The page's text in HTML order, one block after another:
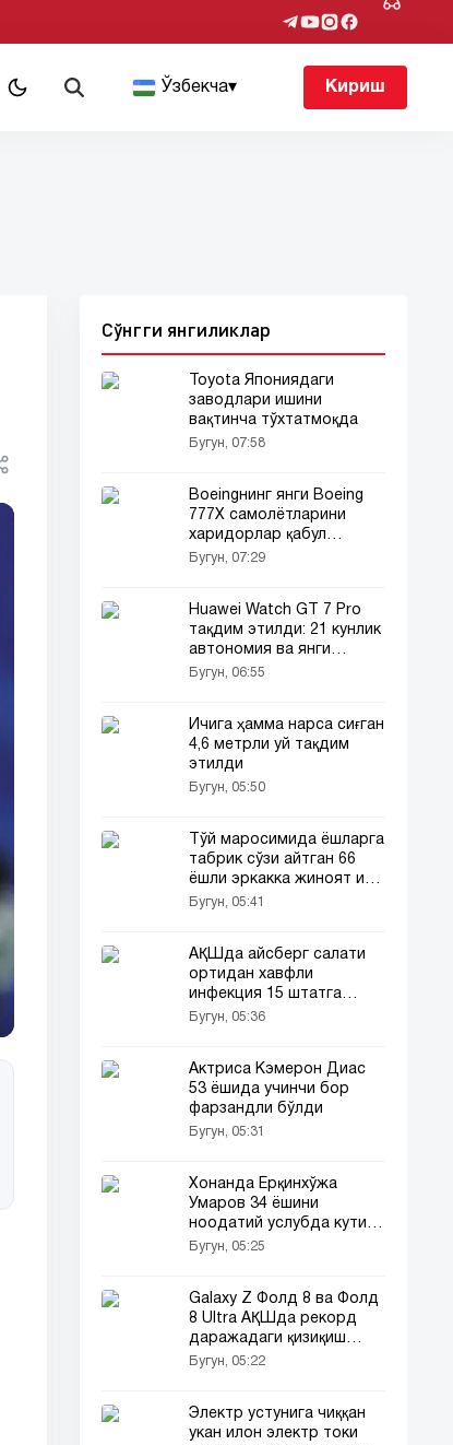
Ўзбекча▾ Кириш
Сўнгги янгиликлар
Toyota Япониядаги
заводлари ишини
вақтинча тўхтатмоқда
Бугун, 07:58
Boeingнинг янги Boeing
777X самолётларини
харидорлар қабул
қилмаяпти
Бугун, 07:29
Huawei Watch GT 7 Pro
тақдим этилди: 21 кунлик
автономия ва янги
функциялар
Бугун, 06:55
Ичига ҳамма нарса сиғган
4,6 метрли уй тақдим
этилди
Бугун, 05:50
Тўй маросимида ёшларга
табрик сўзи айтган 66
ёшли эркакка жиноят иши
очилди
Бугун, 05:41
АҚШда айсберг салати
ортидан хавфли
инфекция 15 штатга
ёйилди!
Бугун, 05:36
Актриса Кэмерон Диас
53 ёшида учинчи бор
фарзандли бўлди
Бугун, 05:31
Хонанда Ёрқинхўжа
Умаров 34 ёшини
ноодатий услубда кутиб
олди!
Бугун, 05:25
Galaxy Z Фолд 8 ва Фолд
8 Ultra АҚШда рекорд
даражадаги қизиқиш
уйғотди
Бугун, 05:22
Электр устунига чиққан
укан илон электр токи